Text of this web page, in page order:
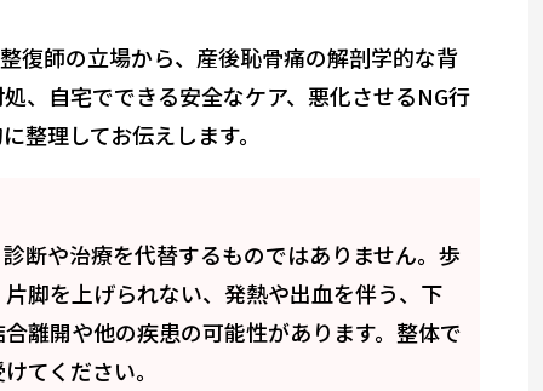
復師の立場から、産後恥骨痛の解剖学的な背
、自宅でできる安全なケア、悪化させるNG行
整理してお伝えします。
断や治療を代替するものではありません。歩
脚を上げられない、発熱や出血を伴う、下
離開や他の疾患の可能性があります。整体で
てください。